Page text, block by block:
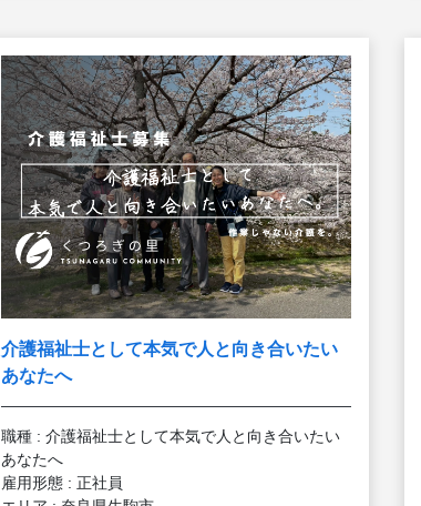
介護福祉士として本気で人と向き合いたい
あなたへ
職種 : 介護福祉士として本気で人と向き合いたい
あなたへ
雇用形態 : 正社員